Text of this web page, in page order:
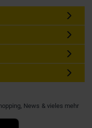
News & vieles mehr